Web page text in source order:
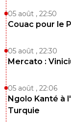
05 août , 22:50
Couac pour le
05 août , 22:30
Mercato :
05 août , 22:06
Ngolo Kanté à
Turquie